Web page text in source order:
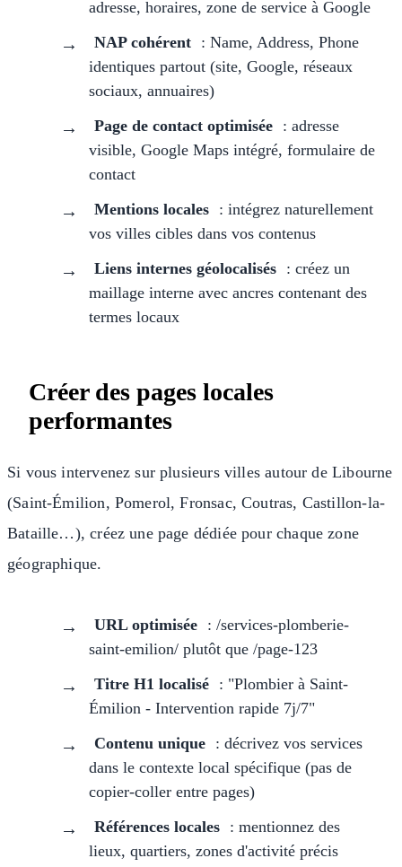
adresse, horaires, zone de service à Google
NAP cohérent : Name, Address, Phone
identiques partout (site, Google, réseaux
sociaux, annuaires)
Page de contact optimisée : adresse
visible, Google Maps intégré, formulaire de
contact
Mentions locales : intégrez naturellement
vos villes cibles dans vos contenus
Liens internes géolocalisés : créez un
maillage interne avec ancres contenant des
termes locaux
Créer des pages locales
performantes
Si vous intervenez sur plusieurs villes autour de Libourne
(Saint-Émilion, Pomerol, Fronsac, Coutras, Castillon-la-
Bataille…), créez une page dédiée pour chaque zone
géographique.
URL optimisée : /services-plomberie-
saint-emilion/ plutôt que /page-123
Titre H1 localisé : "Plombier à Saint-
Émilion - Intervention rapide 7j/7"
Contenu unique : décrivez vos services
dans le contexte local spécifique (pas de
copier-coller entre pages)
Références locales : mentionnez des
lieux, quartiers, zones d'activité précis